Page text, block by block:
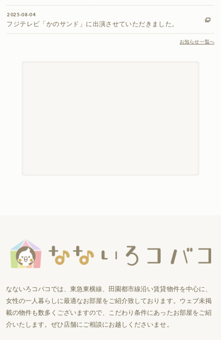
2025-08-04
フジテレビ「かのサンド」に出演させていただきました。
お知らせ一覧へ
なないろコバコでは、東急東横線、田園都市線沿い賃貸物件を中心に、
女性の一人暮らしに最適なお部屋をご紹介致しております。ウェブ未掲
載の物件も数多くございますので、こだわり条件にあったお部屋をご紹
介いたします。ぜひ店舗にご相談にお越しくださいませ。